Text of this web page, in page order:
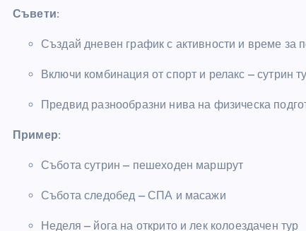
Съвети:
Създай дневен график с активности и време за
Включи комбинация от спорт и релакс – сутрин
Предвид разнообразни нива на физическа
Пример:
Събота сутрин – пешеходен маршрут
Събота следобед – СПА и масажи
Неделя – йога на открито и лек колоездачен тур